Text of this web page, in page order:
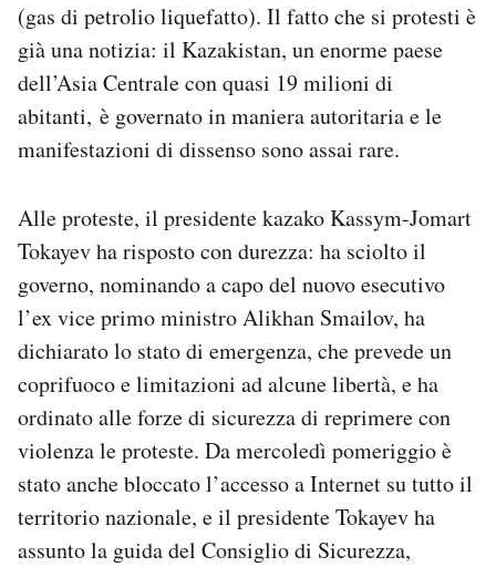
Area Personale
Newsletter
Notifiche mobile
Regala il Post
Hai bisogno di aiuto?
Esci
(gas di petrolio liquefatto). Il fatto che si protesti è
già una notizia: il Kazakistan, un enorme paese
dell’Asia Centrale con quasi 19 milioni di
abitanti, è governato in maniera autoritaria e le
manifestazioni di dissenso sono assai rare.
Alle proteste, il presidente kazako Kassym-Jomart
Tokayev ha risposto con durezza: ha sciolto il
governo, nominando a capo del nuovo esecutivo
l’ex vice primo ministro Alikhan Smailov, ha
dichiarato lo stato di emergenza, che prevede un
coprifuoco e limitazioni ad alcune libertà, e ha
ordinato alle forze di sicurezza di reprimere con
violenza le proteste. Da mercoledì pomeriggio è
stato anche bloccato l’accesso a Internet su tutto il
territorio nazionale, e il presidente Tokayev ha
assunto la guida del Consiglio di Sicurezza,